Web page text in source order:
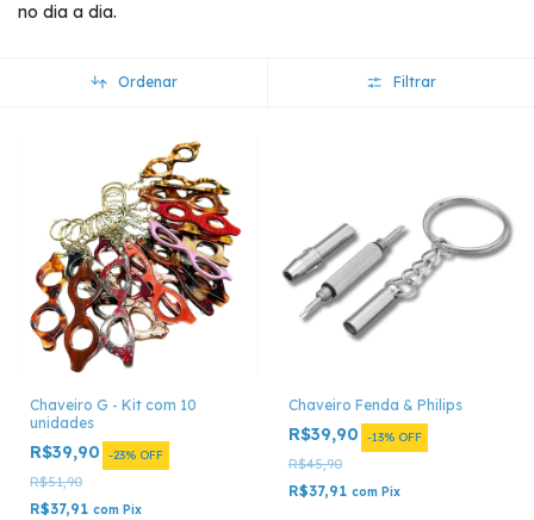
no dia a dia.
Ordenar Filtrar
Chaveiro G - Kit com 10
unidades
R$39,90 -23% OFF
R$51,90
R$37,91 com Pix
Chaveiro Fenda & Philips
R$39,90 -13% OFF
R$45,90
R$37,91 com Pix